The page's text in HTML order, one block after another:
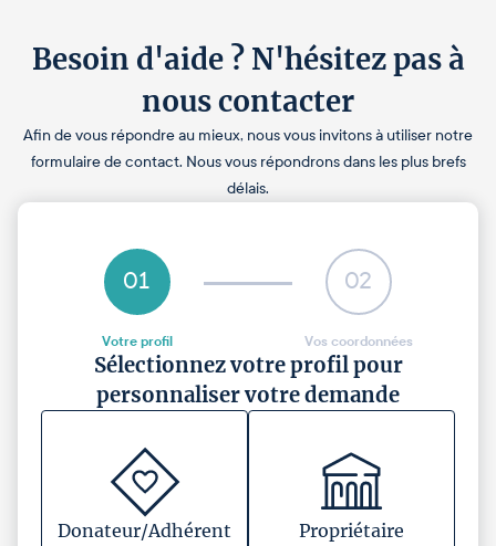
Besoin d'aide ? N'hésitez pas à
nous contacter
Afin de vous répondre au mieux, nous vous invitons à utiliser notre
formulaire de contact. Nous vous répondrons dans les plus brefs
délais.
01
Votre profil
02
Vos coordonnées
Sélectionnez votre profil pour
personnaliser votre demande
Donateur/Adhérent Propriétaire